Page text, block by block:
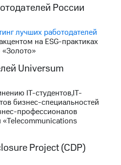
России
лучших работодателей
на ESG-практиках
Universum
IT-студентов,IT-
бизнес-специальностей
профессионалов
«Telecommunications
Project (CDP)